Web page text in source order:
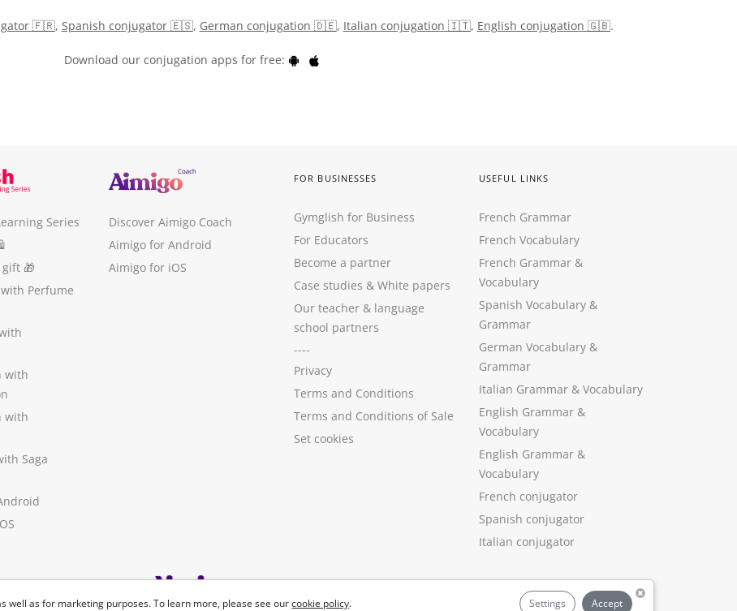
🇫🇷, Spanish conjugator 🇪🇸, German conjugation 🇩🇪, Italian conjugation 🇮🇹, English conjugation 🇬🇧.
Download our conjugation apps for free:
well as for marketing purposes. To learn more, please see ourcookie policy. Settings Accept
Series
gift 🎁
Perfume
with
with
Saga
Discover Aimigo Coach
Aimigo for Android
Aimigo for iOS
FOR BUSINESSES
Gymglish for Business
For Educators
Become a partner
Case studies & White papers
Our teacher & language
school partners
----
Privacy
Terms and Conditions
Terms and Conditions of Sale
Set cookies
USEFUL LINKS
French Grammar
French Vocabulary
French Grammar &
Vocabulary
Spanish Vocabulary &
Grammar
German Vocabulary &
Grammar
Italian Grammar & Vocabulary
English Grammar &
Vocabulary
English Grammar &
Vocabulary
French conjugator
Spanish conjugator
Italian conjugator